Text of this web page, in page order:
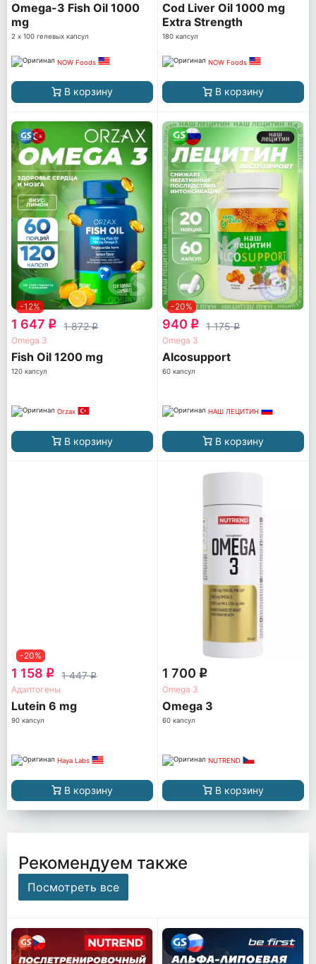
Omega-3 Fish Oil 1000
mg
2 х 100 гелевых капсул
NOW Foods
В корзину
Cod Liver Oil 1000 mg
Extra Strength
180 капсул
NOW Foods
В корзину
-12%
1 647 q 1 872q
Omega 3
Fish Oil 1200 mg
120 капсул
Orzax
В корзину
-20%
940 q 1 175q
Omega 3
Alcosupport
60 капсул
НАШ ЛЕЦИТИН
В корзину
-20%
1 158 q 1 447q
Адаптогены
Lutein 6 mg
90 капсул
Haya Labs
В корзину
1 700 q
Omega 3
Omega 3
60 капсул
NUTREND
В корзину
Рекомендуем также
Посмотреть все